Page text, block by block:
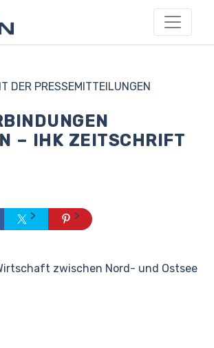
DER PRESSEMITTEILUNGEN
– IHK ZEITSCHRIFT
zwischen Nord- und Ostsee